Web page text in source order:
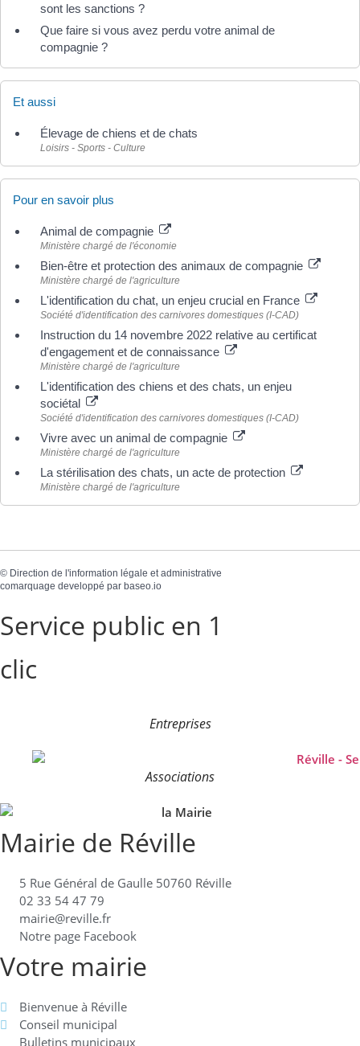
sont les sanctions ?
Que faire si vous avez perdu votre animal de
compagnie ?
Et aussi
Élevage de chiens et de chats
Loisirs - Sports - Culture
Pour en savoir plus
Animal de compagnie
Ministère chargé de l'économie
Bien-être et protection des animaux de compagnie
Ministère chargé de l'agriculture
L'identification du chat, un enjeu crucial en France
Société d'identification des carnivores domestiques (I-CAD)
Instruction du 14 novembre 2022 relative au certificat
d'engagement et de connaissance
Ministère chargé de l'agriculture
L'identification des chiens et des chats, un enjeu
sociétal
Société d'identification des carnivores domestiques (I-CAD)
Vivre avec un animal de compagnie
Ministère chargé de l'agriculture
La stérilisation des chats, un acte de protection
Ministère chargé de l'agriculture
© Direction de l'information légale et administrative
comarquage developpé par baseo.io
Service public en 1
clic
Entreprises
Associations
Mairie de Réville
5 Rue Général de Gaulle 50760 Réville
02 33 54 47 79
mairie@reville.fr
Notre page Facebook
Votre mairie
Bienvenue à Réville
Conseil municipal
Bulletins municipaux